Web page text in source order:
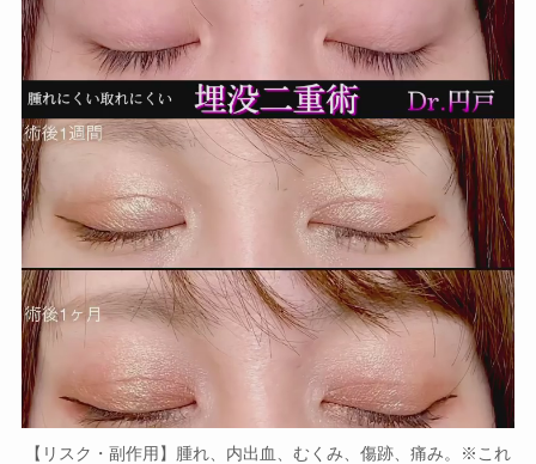
【リスク・副作用】腫れ、内出血、むくみ、傷跡、痛み。※これ